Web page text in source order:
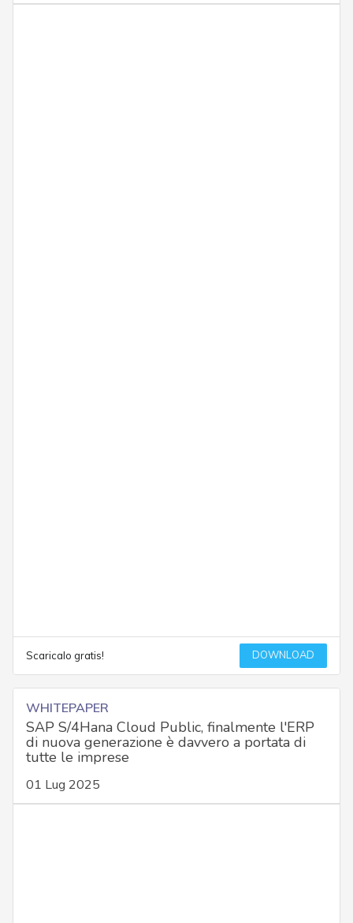
Scaricalo gratis! DOWNLOAD
WHITEPAPER
SAP S/4Hana Cloud Public, finalmente l'ERP
di nuova generazione è davvero a portata di
tutte le imprese
01 Lug 2025